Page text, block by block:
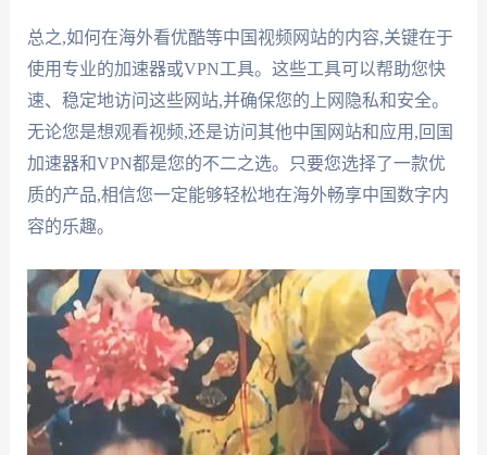
总之,如何在海外看优酷等中国视频网站的内容,关键在于
使用专业的加速器或VPN工具。这些工具可以帮助您快
速、稳定地访问这些网站,并确保您的上网隐私和安全。
无论您是想观看视频,还是访问其他中国网站和应用,回国
加速器和VPN都是您的不二之选。只要您选择了一款优
质的产品,相信您一定能够轻松地在海外畅享中国数字内
容的乐趣。